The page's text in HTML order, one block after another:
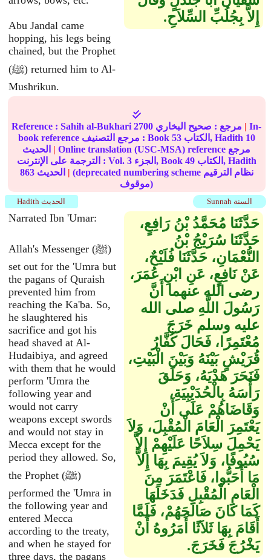
Abu Jandal came
hopping, his legs being
chained, but the Prophet
(ﷺ) returned him to Al-
Mushrikun.
إِلاَّ بِجُلُبِّ السِّلاَحِ‏.‏
Reference :Sahih al-Bukhari 2700 مرجع : صحيح البخاري | In-
book reference مرجع التصنيف : Book 53 الكتاب, Hadith 10
| Online translation (USC-MSA) reference مرجع
الترجمة على الإنترنت : Vol. 3 الجزء, Book 49
الكتاب, Hadith
863
| (deprecated numbering scheme نظام الترقيم
موقوف)
Sunnah السنة Hadith الحديث
Narrated Ibn 'Umar:
Allah's Messenger (ﷺ)
set out for the 'Umra but
the pagans of Quraish
prevented him from
reaching the Ka'ba. So,
he slaughtered his
sacrifice and got his
head shaved at Al-
Hudaibiya, and agreed
with them that he would
perform 'Umra the
following year and
would not carry
weapons except swords
and would not stay in
Mecca except for the
period they allowed. So,
the Prophet (ﷺ)
performed the 'Umra in
the following year and
entered Mecca
according to the treaty,
and when he stayed for
three days, the pagans
حَدَّثَنَا مُحَمَّدُ بْنُ رَافِعٍ،
حَدَّثَنَا سُرَيْجُ بْنُ
النُّعْمَانِ، حَدَّثَنَا فُلَيْحٌ،
عَنْ نَافِعٍ، عَنِ ابْنِ عُمَرَ،
رضى الله عنهما أَنَّ
رَسُولَ اللَّهِ صلى الله
عليه وسلم خَرَجَ
مُعْتَمِرًا، فَحَالَ كُفَّارُ
قُرَيْشٍ بَيْنَهُ وَبَيْنَ الْبَيْتِ،
فَنَحَرَ هَدْيَهُ، وَحَلَقَ
رَأْسَهُ بِالْحُدَيْبِيَةِ،
وَقَاضَاهُمْ عَلَى أَنْ
يَعْتَمِرَ الْعَامَ الْمُقْبِلَ، وَلاَ
يَحْمِلَ سِلاَحًا عَلَيْهِمْ إِلاَّ
سُيُوفًا، وَلاَ يُقِيمَ بِهَا إِلاَّ
مَا أَحَبُّوا، فَاعْتَمَرَ مِنَ
الْعَامِ الْمُقْبِلِ فَدَخَلَهَا
كَمَا كَانَ صَالَحَهُمْ، فَلَمَّا
أَقَامَ بِهَا ثَلاَثًا أَمَرُوهُ أَنْ
يَخْرُجَ فَخَرَجَ‏.‏